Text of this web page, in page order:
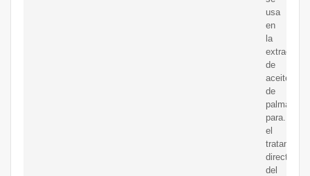
usa
en
la
extracción
de
aceite
de
palma
para.
el
tratamiento
directo
del